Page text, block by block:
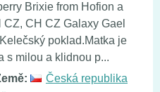
Brixie from Hofion a
CZ, CH CZ Galaxy Gael
poklad.Matka je
s milou a klidnou p...
Česká republika